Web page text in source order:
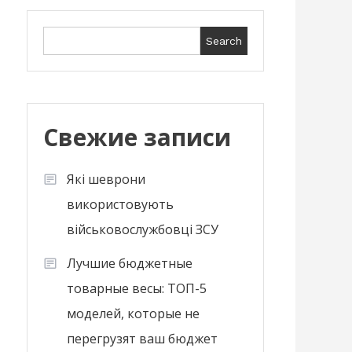
Search
Свежие записи
Які шеврони
використовують
військовослужбовці ЗСУ
Лучшие бюджетные
товарные весы: ТОП-5
моделей, которые не
перегрузят ваш бюджет